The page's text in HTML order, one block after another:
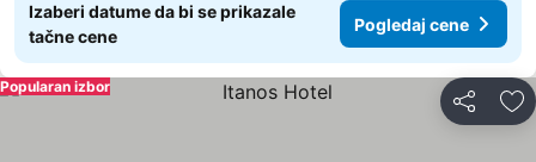
Izaberi datume da bi se prikazale
tačne cene
Pogledaj cene
Deli
Popularan izbor